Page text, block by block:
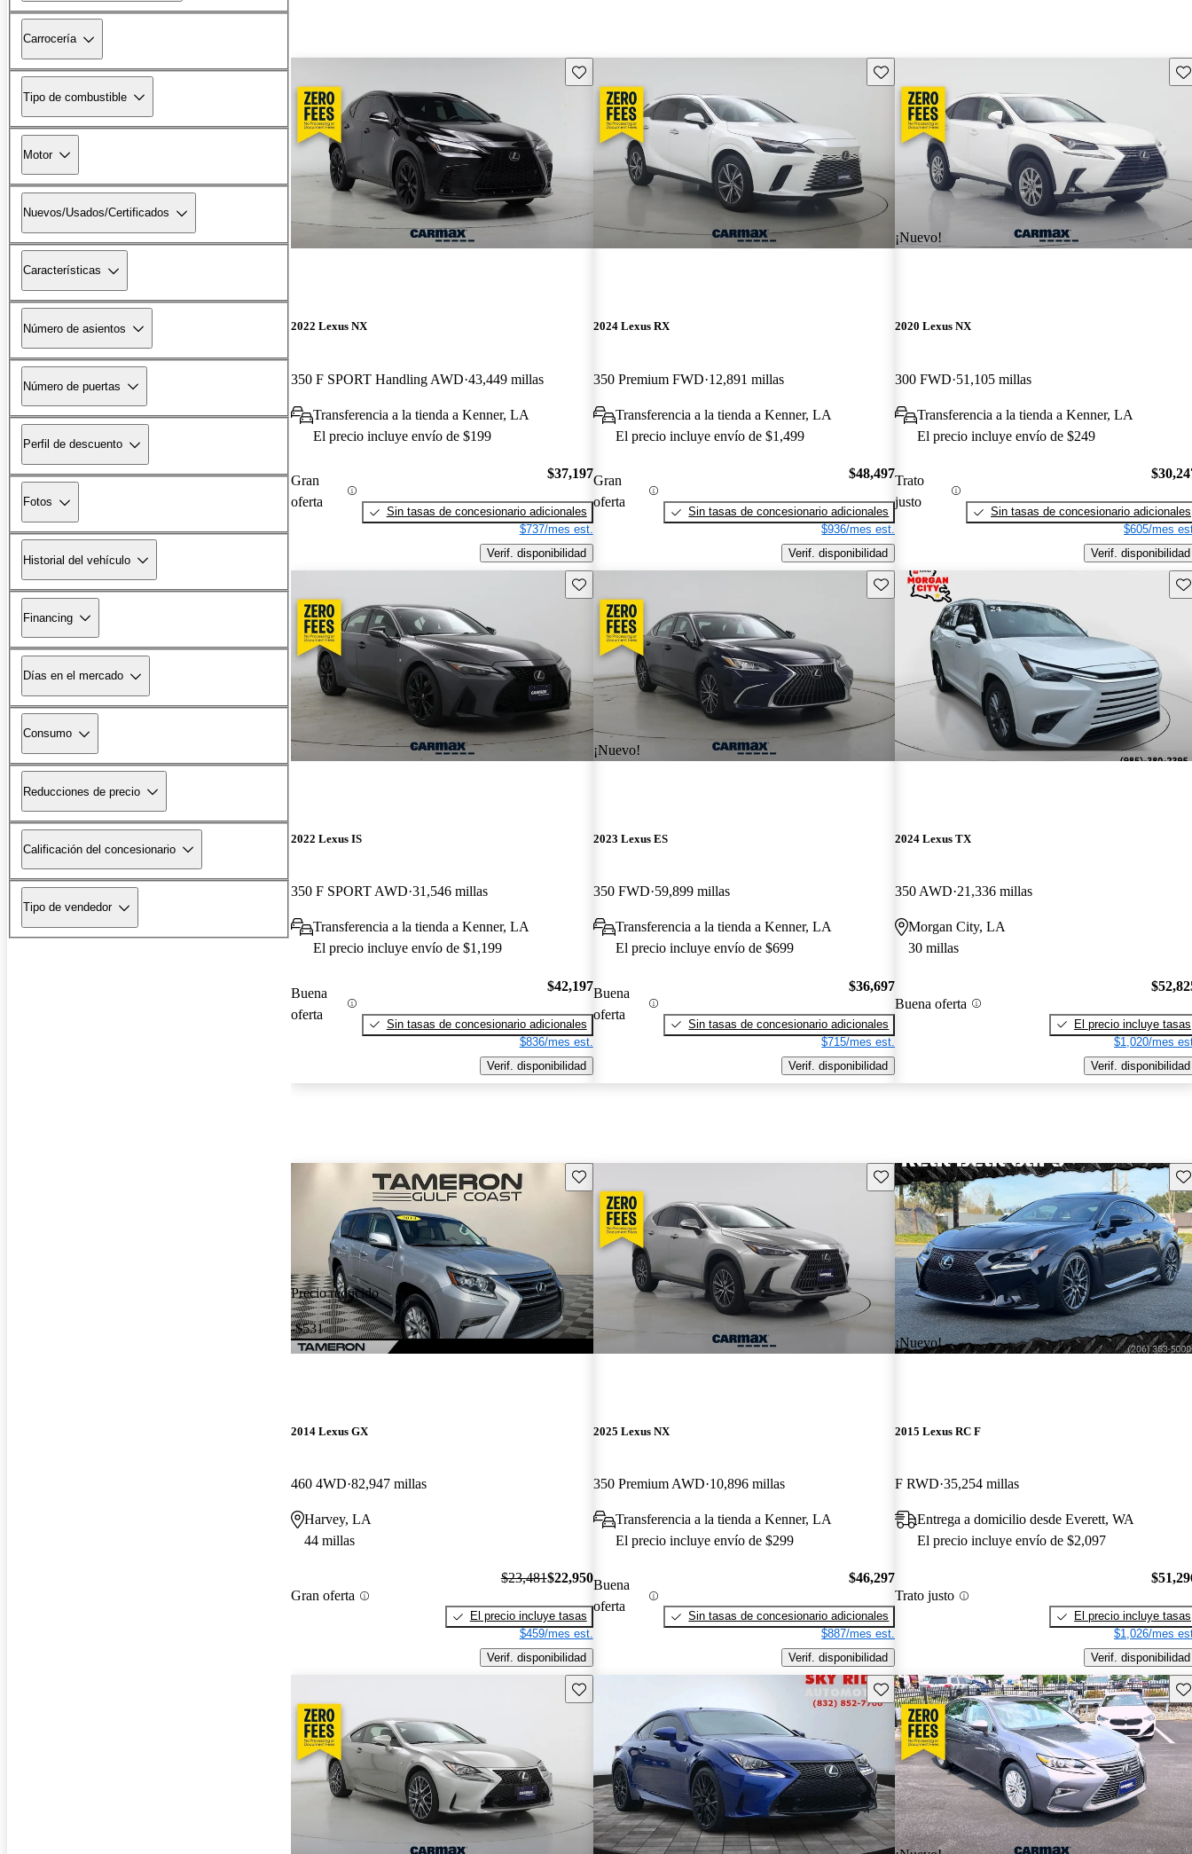
Carrocería
Tipo de combustible
Motor
Nuevos/Usados/Certificados
Características
Número de asientos
Número de puertas
Perfil de descuento
Fotos
Historial del vehículo
Financing
Días en el mercado
Consumo
Reducciones de precio
Calificación del concesionario
Tipo de vendedor
Guarda este Aviso
2022 Lexus NX
350 F SPORT Handling AWD 43,449 millas
Transferencia a la tienda a Kenner, LA
El precio incluye envío de $199
Gran
oferta
$37,197
Sin tasas de concesionario adicionales
$737/mes est.
Verif. disponibilidad
Guarda este Aviso
2024 Lexus RX
350 Premium FWD 12,891 millas
Transferencia a la tienda a Kenner, LA
El precio incluye envío de $1,499
Gran
oferta
$48,497
Sin tasas de concesionario adicionales
$936/mes est.
Verif. disponibilidad
¡Nuevo!
2020 Lexus NX
300 FWD 51,105 millas
Transferencia a la tienda a Kenner, LA
El precio incluye envío de $249
Trato
justo
Sin tasas de concesionario adicionales
$605/mes
Verif. disponibilidad
Guarda este Aviso
2022 Lexus IS
350 F SPORT AWD 31,546 millas
Transferencia a la tienda a Kenner, LA
El precio incluye envío de $1,199
Buena
oferta
$42,197
Sin tasas de concesionario adicionales
$836/mes est.
Verif. disponibilidad
¡Nuevo!
Guarda este Aviso
2023 Lexus ES
350 FWD 59,899 millas
Transferencia a la tienda a Kenner, LA
El precio incluye envío de $699
Buena
oferta
$36,697
Sin tasas de concesionario adicionales
$715/mes est.
Verif. disponibilidad
2024 Lexus TX
350 AWD 21,336 millas
Morgan City, LA
30 millas
Buena oferta
El precio incluye tasas
$1,020/mes
Verif. disponibilidad
Precio reducido
-$531
Guarda este Aviso
2014 Lexus GX
460 4WD 82,947 millas
Harvey, LA
44 millas
Gran oferta
$23,481$22,950
El precio incluye tasas
$459/mes est.
Verif. disponibilidad
Guarda este Aviso
2025 Lexus NX
350 Premium AWD 10,896 millas
Transferencia a la tienda a Kenner, LA
El precio incluye envío de $299
Buena
oferta
$46,297
Sin tasas de concesionario adicionales
$887/mes est.
Verif. disponibilidad
¡Nuevo!
2015 Lexus RC F
F RWD 35,254 millas
Entrega a domicilio desde Everett, WA
El precio incluye envío de $2,097
Trato justo
El precio incluye tasas
$1,026/mes
Verif. disponibilidad
Guarda este Aviso Guarda este Aviso